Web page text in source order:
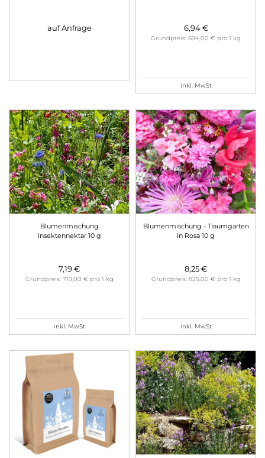
auf Anfrage 6,94 €
Grundpreis: 694,00 € pro 1 kg
inkl. MwSt
Blumenmischung
Insektennektar 10 g
7,19 €
Grundpreis: 719,00 € pro 1 kg
inkl. MwSt
Blumenmischung - Traumgarten
in Rosa 10 g
8,25 €
Grundpreis: 825,00 € pro 1 kg
inkl. MwSt